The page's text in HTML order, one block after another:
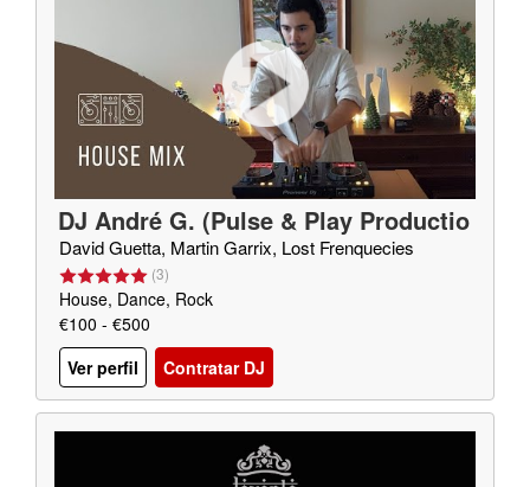
DJ André G. (Pulse & Play Productio
ns)
David Guetta, Martin Garrix, Lost Frenquecies
(3)
House, Dance, Rock
€100 - €500
Ver perfil
Contratar DJ